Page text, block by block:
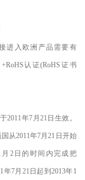
进入欧洲产品需要有
认证(RoHS证书
2011年7月21日生效。
从2011年7月21日开始
月2日的时间内完成把
7月21日起到2013年1